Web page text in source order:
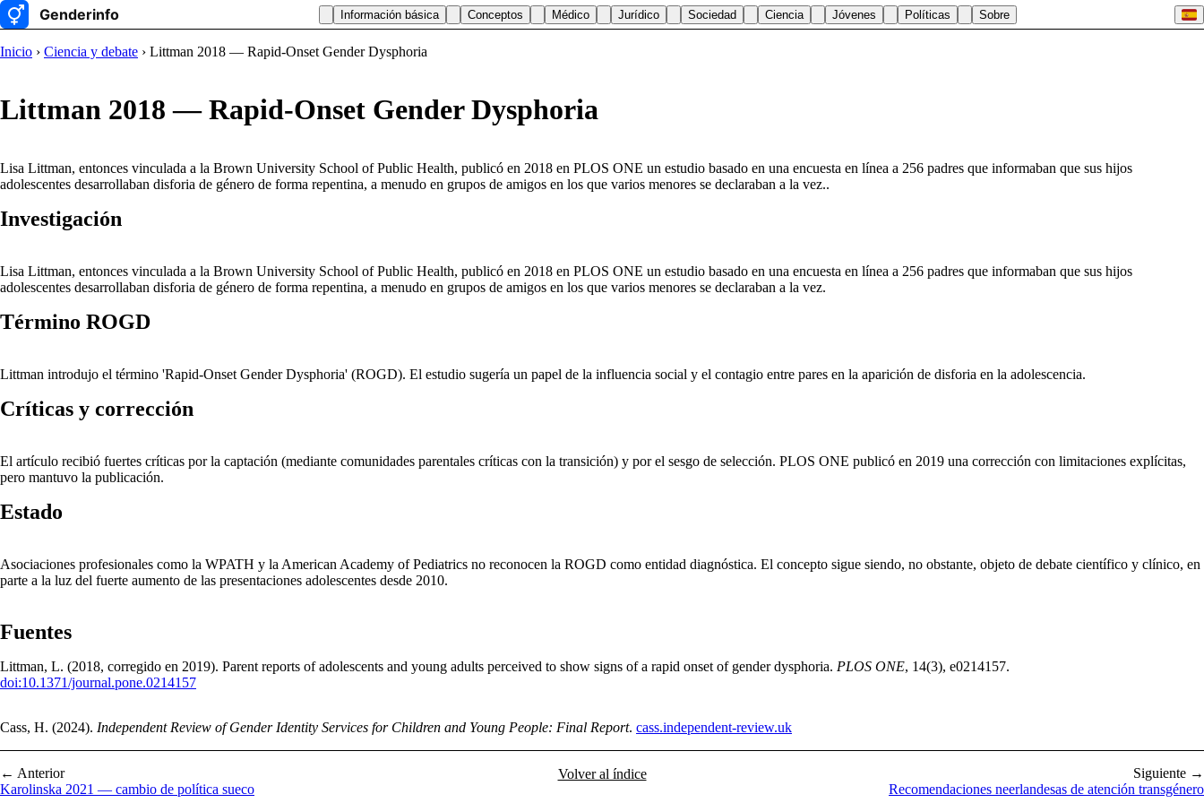
Información básica Conceptos Médico Jurídico Sociedad Ciencia Jóvenes Políticas Sobre
Inicio › Ciencia y debate › Littman 2018 — Rapid-Onset Gender Dysphoria
Littman 2018 — Rapid-Onset Gender Dysphoria
Lisa Littman, entonces vinculada a la Brown University School of Public Health, publicó en 2018 en PLOS ONE un estudio basado en una encuesta en línea a 256 padres que informaban que sus hijos
adolescentes desarrollaban disforia de género de forma repentina, a menudo en grupos de amigos en los que varios menores se declaraban a la vez..
Investigación
Lisa Littman, entonces vinculada a la Brown University School of Public Health, publicó en 2018 en PLOS ONE un estudio basado en una encuesta en línea a 256 padres que informaban que sus hijos
adolescentes desarrollaban disforia de género de forma repentina, a menudo en grupos de amigos en los que varios menores se declaraban a la vez.
Término ROGD
Littman introdujo el término 'Rapid-Onset Gender Dysphoria' (ROGD). El estudio sugería un papel de la influencia social y el contagio entre pares en la aparición de disforia en la adolescencia.
Críticas y corrección
El artículo recibió fuertes críticas por la captación (mediante comunidades parentales críticas con la transición) y por el sesgo de selección. PLOS ONE publicó en 2019 una corrección con limitaciones explícitas,
pero mantuvo la publicación.
Estado
Asociaciones profesionales como la WPATH y la American Academy of Pediatrics no reconocen la ROGD como entidad diagnóstica. El concepto sigue siendo, no obstante, objeto de debate científico y clínico, en
parte a la luz del fuerte aumento de las presentaciones adolescentes desde 2010.
Fuentes
Littman, L. (2018, corregido en 2019). Parent reports of adolescents and young adults perceived to show signs of a rapid onset of gender dysphoria. PLOS ONE, 14(3), e0214157.
doi:10.1371/journal.pone.0214157
Cass, H. (2024). Independent Review of Gender Identity Services for Children and Young People: Final Report. cass.independent-review.uk
← Anterior
Karolinska 2021 — cambio de política sueco
Volver al índice
Siguiente →
Recomendaciones neerlandesas de atención transgénero